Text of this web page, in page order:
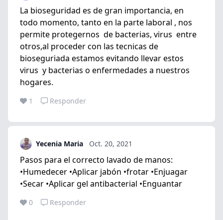
La bioseguridad es de gran importancia, en
todo momento, tanto en la parte laboral , nos
permite protegernos de bacterias, virus entre
otros,al proceder con las tecnicas de
bioseguriada estamos evitando llevar estos
virus y bacterias o enfermedades a nuestros
hogares.
1 Responder
Yecenia Maria Oct. 20, 2021
Pasos para el correcto lavado de manos:
•Humedecer •Aplicar jabón •frotar •Enjuagar
•Secar •Aplicar gel antibacterial •Enguantar
0 Responder